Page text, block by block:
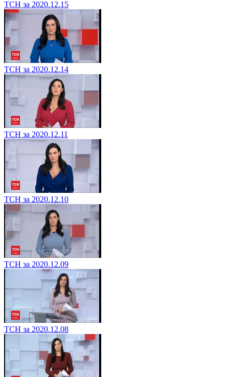
ТСН за 2020.12.15
ТСН за 2020.12.14
ТСН за 2020.12.11
ТСН за 2020.12.10
ТСН за 2020.12.09
ТСН за 2020.12.08